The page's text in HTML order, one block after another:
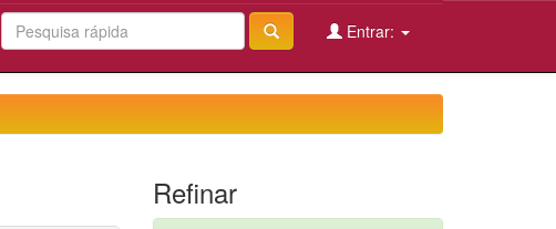
Entrar:
Refinar